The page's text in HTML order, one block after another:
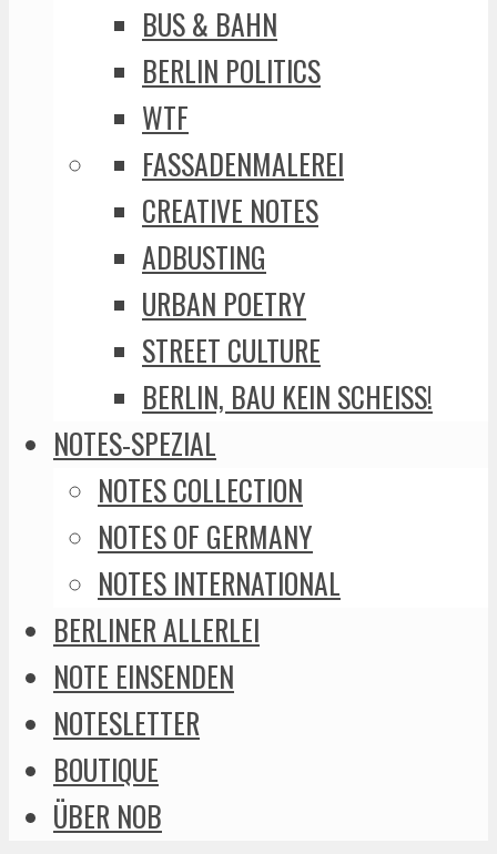
BUS & BAHN
BERLIN POLITICS
WTF
FASSADENMALEREI
CREATIVE NOTES
ADBUSTING
URBAN POETRY
STREET CULTURE
BERLIN, BAU KEIN SCHEISS!
NOTES-SPEZIAL
NOTES COLLECTION
NOTES OF GERMANY
NOTES INTERNATIONAL
BERLINER ALLERLEI
NOTE EINSENDEN
NOTESLETTER
BOUTIQUE
ÜBER NOB